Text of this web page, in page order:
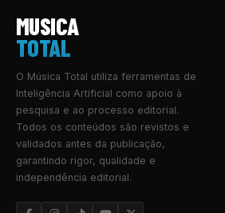
MUSICA
TOTAL
O Música Total utiliza ferramentas de
Inteligência Artificial como apoio à
pesquisa e ao processo editorial.
Todos os conteúdos são revistos e
validados antes da publicação,
garantindo rigor, qualidade e
independência editorial.